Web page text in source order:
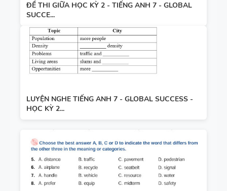
ĐỀ THI GIỮA HỌC KỲ 2 - TIẾNG ANH 7 - GLOBAL
SUCCE...
LUYỆN NGHE TIẾNG ANH 7 - GLOBAL SUCCESS -
HỌC KỲ 2...